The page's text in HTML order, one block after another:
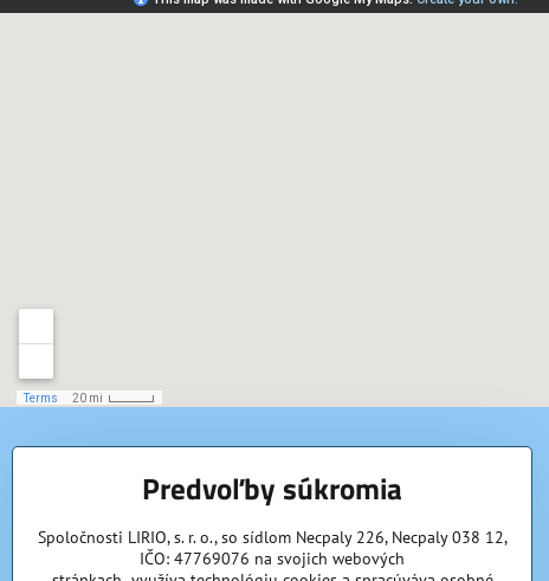
KONTAKTY
Necpaly 226
038 12 Necpaly
Predvoľby súkromia
Spoločnosti LIRIO, s. r. o., so sídlom Necpaly 226, Necpaly 038 12,
IČO: 47769076 na svojich webových